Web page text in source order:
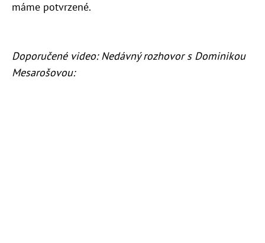
máme potvrzené.
Doporučené video: Nedávný rozhovor s Dominikou
Mesarošovou: